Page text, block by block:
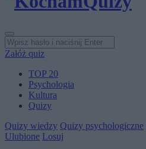
Załóż quiz
TOP 20
Psychologia
Kultura
Quizy
Quizy wiedzy Quizy psychologiczne
Ulubione Losuj